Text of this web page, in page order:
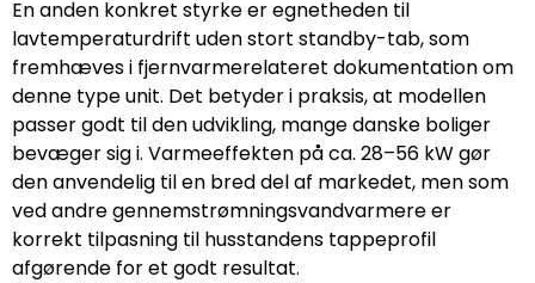
En anden konkret styrke er egnetheden til
lavtemperaturdrift uden stort standby-tab, som
fremhæves i fjernvarmerelateret dokumentation om
denne type unit. Det betyder i praksis, at modellen
passer godt til den udvikling, mange danske boliger
bevæger sig i. Varmeeffekten på ca. 28–56 kW gør
den anvendelig til en bred del af markedet, men som
ved andre gennemstrømningsvandvarmere er
korrekt tilpasning til husstandens tappeprofil
afgørende for et godt resultat.